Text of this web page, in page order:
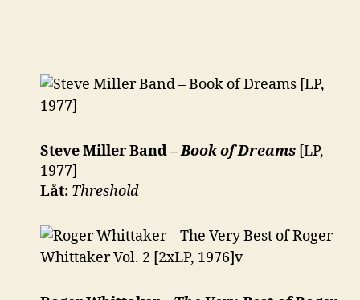
Steve Miller Band –Book of Dreams [LP,
1977]
Låt: Threshold